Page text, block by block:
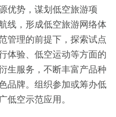
优势，谋划低空旅游项
线，形成低空旅游网络体
管理的前提下，探索试点
体验、低空运动等方面的
生服务，不断丰富产品种
品牌。组织参加或筹办低
低空示范应用。